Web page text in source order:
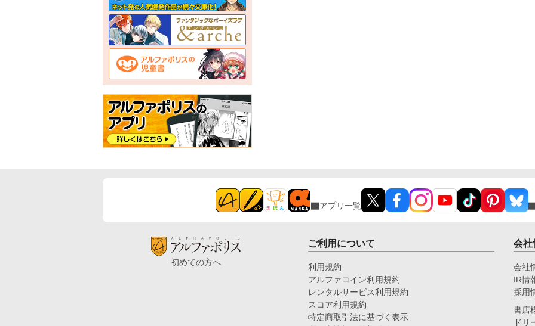
アプリ一覧
初めての方へ
ご利用について
利用規約
アルファコイン利用規約
レンタルサービス利用規約
スコア利用規約
特定商取引法に基づく表示
会社
会社
IR情
採用
書店
ドリ